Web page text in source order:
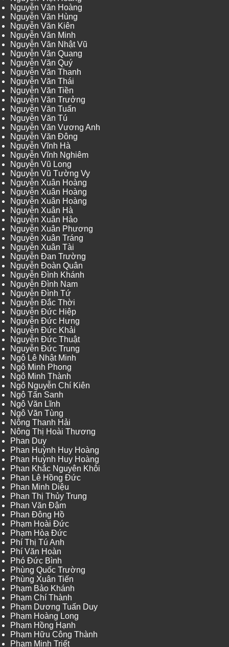
Nguyễn Văn Hoàng
Nguyễn Văn Hùng
Nguyễn Văn Kiên
Nguyễn Văn Minh
Nguyễn Văn Nhật Vũ
Nguyễn Văn Quang
Nguyễn Văn Quý
Nguyễn Văn Thanh
Nguyễn Văn Thái
Nguyễn Văn Tiền
Nguyễn Văn Trưởng
Nguyễn Văn Tuấn
Nguyễn Văn Tú
Nguyễn Văn Vương Anh
Nguyễn Văn Đông
Nguyễn Vĩnh Hà
Nguyễn Vĩnh Nghiêm
Nguyễn Vũ Long
Nguyễn Vũ Tường Vy
Nguyễn Xuân Hoàng
Nguyễn Xuân Hoàng
Nguyễn Xuân Hoàng
Nguyễn Xuân Hà
Nguyễn Xuân Hảo
Nguyễn Xuân Phương
Nguyễn Xuân Tráng
Nguyễn Xuân Tài
Nguyễn Đan Trường
Nguyễn Đoàn Quân
Nguyễn Đình Khánh
Nguyễn Đình Nam
Nguyễn Đình Tứ
Nguyễn Đắc Thời
Nguyễn Đức Hiệp
Nguyễn Đức Hưng
Nguyễn Đức Khải
Nguyễn Đức Thuật
Nguyễn Đức Trung
Ngô Lê Nhật Minh
Ngô Minh Phong
Ngô Minh Thành
Ngô Nguyễn Chí Kiên
Ngô Tấn Sanh
Ngô Văn Lĩnh
Ngô Văn Tùng
Nông Thanh Hải
Nông Thị Hoài Thương
Phan Duy
Phan Huỳnh Huy Hoàng
Phan Huỳnh Huy Hoàng
Phan Khắc Nguyên Khôi
Phan Lê Hồng Đức
Phan Minh Diệu
Phan Thị Thủy Trung
Phan Văn Đậm
Phan Đông Hồ
Phạm Hoài Đức
Phạm Hòa Đức
Phí Thị Tú Anh
Phí Văn Hoàn
Phó Đức Bình
Phùng Quốc Trường
Phùng Xuân Tiến
Phạm Bảo Khánh
Phạm Chí Thành
Phạm Dương Tuấn Duy
Phạm Hoàng Long
Phạm Hồng Hạnh
Phạm Hữu Công Thành
Phạm Minh Triết